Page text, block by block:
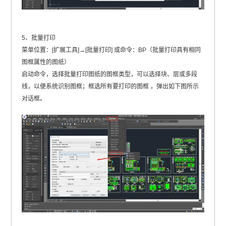
5、批量打印
菜单位置：[扩展工具]→[批量打印] 或命令：BP（批量打印具有相同
图框属性的图纸）
启动命令，选择批量打印图纸的图框类型，可以选择块、层或多段
线，以便系统识别图框；框选所有要打印的图框 ，弹出如下图所示
对话框。